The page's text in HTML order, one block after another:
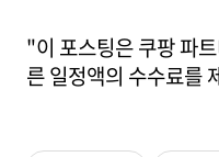
"이 포스팅은 쿠팡 파
른 일정액의 수수료를